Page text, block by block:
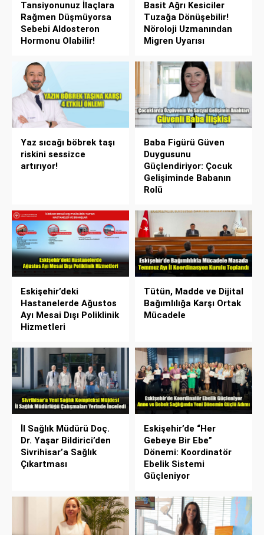
Tansiyonunuz İlaçlara
Rağmen Düşmüyorsa
Sebebi Aldosteron
Hormonu Olabilir!
Basit Ağrı Kesiciler
Tuzağa Dönüşebilir!
Nöroloji Uzmanından
Migren Uyarısı
Yaz sıcağı böbrek taşı
riskini sessizce
artırıyor!
Baba Figürü Güven
Duygusunu
Güçlendiriyor: Çocuk
Gelişiminde Babanın
Rolü
Eskişehir’deki
Hastanelerde Ağustos
Ayı Mesai Dışı Poliklinik
Hizmetleri
Tütün, Madde ve Dijital
Bağımlılığa Karşı Ortak
Mücadele
İl Sağlık Müdürü Doç.
Dr. Yaşar Bildirici’den
Sivrihisar’a Sağlık
Çıkartması
Eskişehir’de “Her
Gebeye Bir Ebe”
Dönemi: Koordinatör
Ebelik Sistemi
Güçleniyor